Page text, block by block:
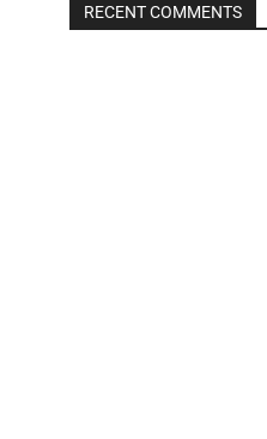
RECENT COMMENTS